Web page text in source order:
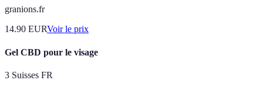
granions.fr
14.90 EURVoir le prix
Gel CBD pour le visage
3 Suisses FR